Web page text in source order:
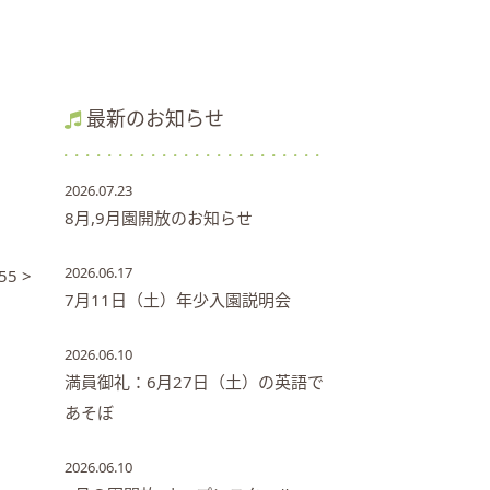
>
最新のお知らせ
2026.07.23
8月,9月園開放のお知らせ
2026.06.17
7月11日（土）年少入園説明会
2026.06.10
満員御礼：6月27日（土）の英語で
あそぼ
2026.06.10